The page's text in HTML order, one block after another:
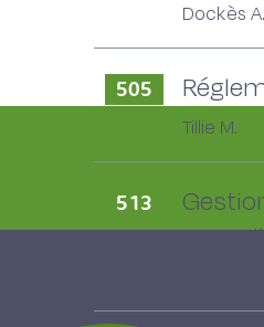
Dockès
505
Tillie M.
513
conseil